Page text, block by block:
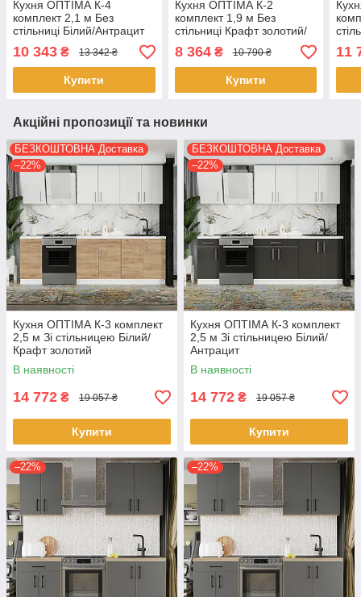
Кухня ОПТІМА К-4
комплект 2,1 м Без
стільниці Білий/Антрацит
10 343 ₴ 13 342 ₴
Купити
Кухня ОПТІМА К-2
комплект 1,9 м Без
стільниці Крафт золотий/
Антрацит
8 364₴ 10 790 ₴
Купити
11
Акційні пропозиції та новинки
БЕЗКОШТОВНА Доставка
–22%
Кухня ОПТІМА К-3 комплект
2,5 м Зі стільницею Білий/
Крафт золотий
В наявності
14 772 ₴ 19 057 ₴
Купити
БЕЗКОШТОВНА Доставка
–22%
Кухня ОПТІМА К-3 комплект
2,5 м Зі стільницею Білий/
Антрацит
В наявності
14 772 ₴ 19 057 ₴
Купити
–22% –22%